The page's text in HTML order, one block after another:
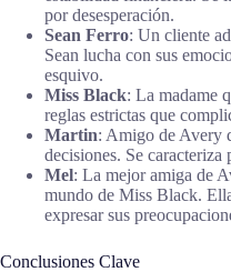
por desesperación.
Sean Ferro: Un cliente
Sean lucha con sus
esquivo.
Miss Black: La madame
reglas estrictas que
Martin: Amigo de Avery
decisiones. Se
Mel: La mejor amiga de
mundo de Miss Black.
expresar sus
Conclusiones Clave